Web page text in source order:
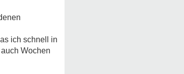
ich schnell in
Wochen